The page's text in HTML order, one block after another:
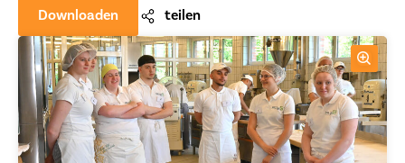
Downloaden teilen